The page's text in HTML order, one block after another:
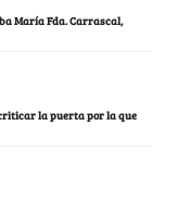
María Fda. Carrascal,
la puerta por la que